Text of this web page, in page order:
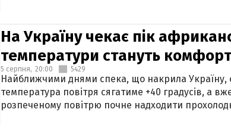
На Україну чекає пік
температури стануть
5 серпня, 20:00 5429
Найближчими днями спека, що накрила Україну,
температура повітря сягатиме +40 градусів, а
розпеченому повітрю почне надходити